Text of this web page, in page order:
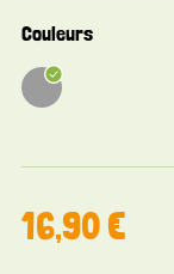
Couleurs
16,90 €